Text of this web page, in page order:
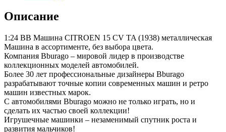
Описание
1:24 BB Машина CITROEN 15 CV TA (1938) металлическая
Машина в ассортименте, без выбора цвета.
Компания Bburago – мировой лидер в производстве
коллекционных моделей автомобилей.
Более 30 лет профессиональные дизайнеры Bburago
разрабатывают точные копии современных машин и ретро
машин известных марок.
С автомобилями Bburago можно не только играть, но и
сделать их частью своей коллекции!
Игрушечные машинки – незаменимый спутник роста и
развития мальчиков!